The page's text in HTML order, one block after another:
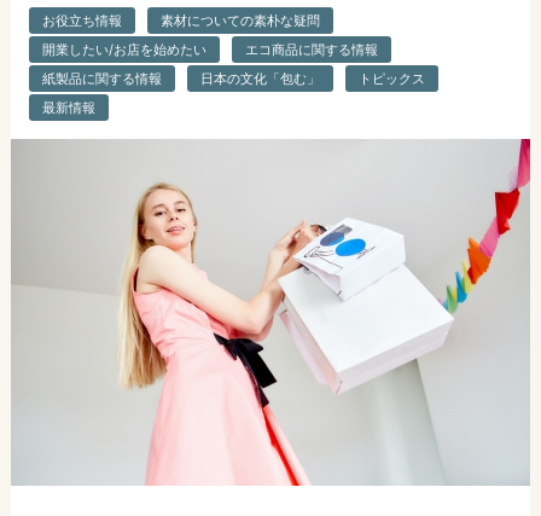
お役立ち情報
素材についての素朴な疑問
開業したい/お店を始めたい
エコ商品に関する情報
紙製品に関する情報
日本の文化「包む」
トピックス
最新情報